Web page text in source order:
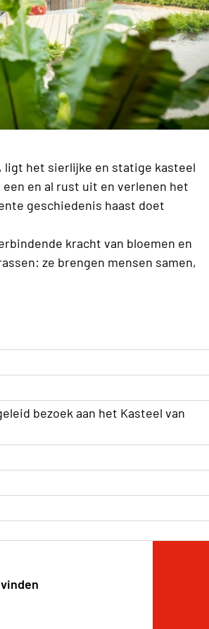
ligt het sierlijke en statige kasteel
en al rust uit en verlenen het
geschiedenis haast doet
kracht van bloemen en
ze brengen mensen samen,
bezoek aan het Kasteel van